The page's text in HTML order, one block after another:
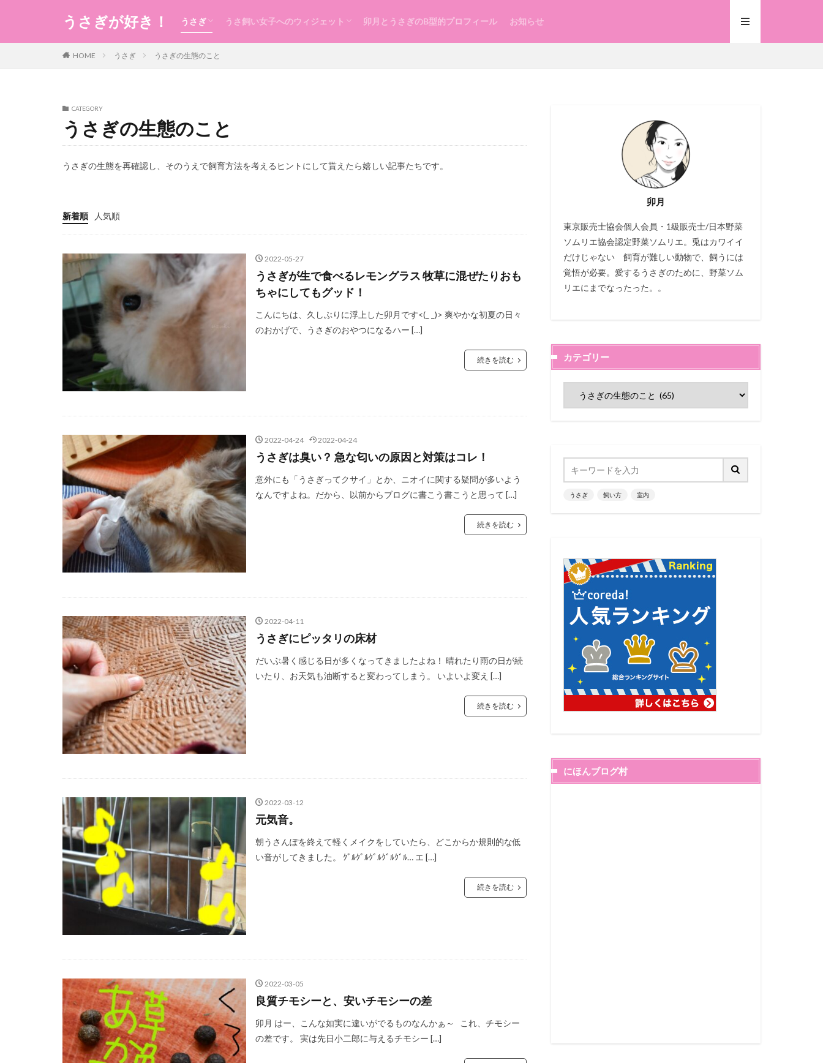
うさぎが好き！ うさぎ うさ飼い女子へのウィジェット 卯月とうさぎのB型的プロフィール お知らせ
HOME うさぎ うさぎの生態のこと
CATEGORY
うさぎの生態のこと
うさぎの生態を再確認し、そのうえで飼育方法を考えるヒントにして貰えたら嬉しい記事たちです。
新着順 人気順
2022-05-27
うさぎが生で食べるレモングラス 牧草に混ぜたりおも
ちゃにしてもグッド！
こんにちは、久しぶりに浮上した卯月です<(_ _)> 爽やかな初夏の日々
のおかげで、うさぎのおやつになるハー […]
続きを読む
2022-04-24 2022-04-24
うさぎは臭い？ 急な匂いの原因と対策はコレ！
意外にも「うさぎってクサイ」とか、ニオイに関する疑問が多いよう
なんですよね。だから、以前からブログに書こう書こうと思って […]
続きを読む
2022-04-11
うさぎにピッタリの床材
だいぶ暑く感じる日が多くなってきましたよね！ 晴れたり雨の日が続
いたり、お天気も油断すると変わってしまう。 いよいよ変え […]
続きを読む
2022-03-12
元気音。
朝うさんぽを終えて軽くメイクをしていたら、どこからか規則的な低
い音がしてきました。 ｸﾞﾙｸﾞﾙｸﾞﾙｸﾞﾙｸﾞﾙ… エ […]
続きを読む
2022-03-05
良質チモシーと、安いチモシーの差
卯月 はー、こんな如実に違いがでるものなんかぁ～ これ、チモシー
の差です。 実は先日小二郎に与えるチモシー […]
卯月
東京販売士協会個人会員・1級販売士/日本野菜
ソムリエ協会認定野菜ソムリエ。兎はカワイイ
だけじゃない 飼育が難しい動物で、飼うには
覚悟が必要。愛するうさぎのために、野菜ソム
リエにまでなったった。。
カテゴリー
うさぎ 飼い方 室内
にほんブログ村